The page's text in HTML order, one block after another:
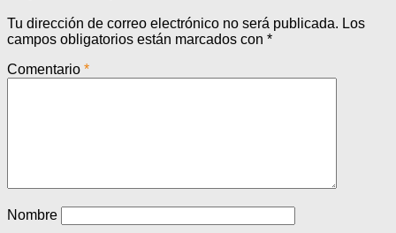
Tu dirección de correo electrónico no será publicada. Los
campos obligatorios están marcados con *
Comentario *
Nombre